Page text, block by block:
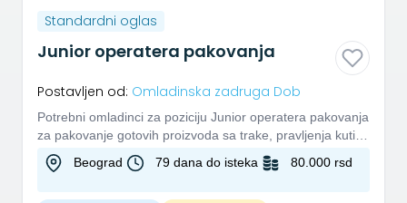
Standardni oglas
Junior operatera pakovanja
Postavljen od: Omladinska zadruga Dob
Potrebni omladinci za poziciju Junior operatera pakovanja
za pakovanje gotovih proizvoda sa trake, pravljenja kutija
i p...
Beograd 79 dana do isteka 80.000 rsd